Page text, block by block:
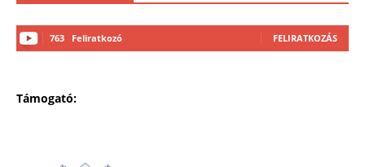
763 Feliratkozó FELIRATKOZÁS
Támogató: